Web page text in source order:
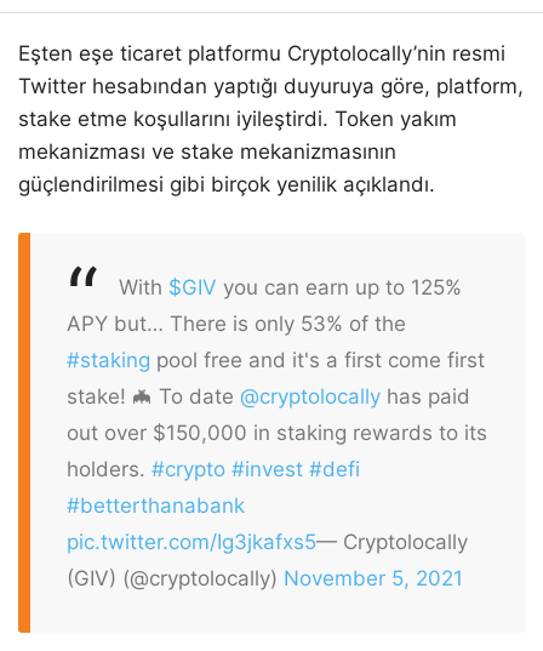
Eşten eşe ticaret platformu Cryptolocally’nin resmi
Twitter hesabından yaptığı duyuruya göre, platform,
stake etme koşullarını iyileştirdi. Token yakım
mekanizması ve stake mekanizmasının
güçlendirilmesi gibi birçok yenilik açıklandı.
With $GIV you can earn up to 125%
APY but… There is only 53% of the
#staking pool free and it's a first come first
stake! 🦇 To date @cryptolocally has paid
out over $150,000 in staking rewards to its
holders. #crypto #invest #defi
#betterthanabank
pic.twitter.com/Ig3jkafxs5— Cryptolocally
(GIV) (@cryptolocally) November 5, 2021